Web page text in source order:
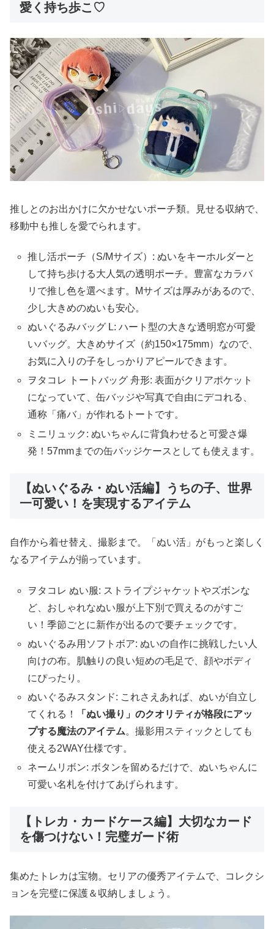
愛く持ち歩こ♡
推しとのお出かけに欠かせないポーチ類。見せる収納で、
移動中も推しを愛でられます。
推し活ポーチ（S/Mサイズ）: ぬいをキーホルダーと
して持ち歩ける大人気の透明ポーチ。豊富なカラバ
リで推し色を選べます。Mサイズは厚みがあるので、
少し大きめのぬいも安心。
ぬいぐるみバッグ L: ハート型の大きな透明窓が可愛
いバッグ。大きめサイズ（約150×175mm）なので、
お気に入りの子をしっかりアピールできます。
ヲタコレ トートバッグ 舟形: 表面がクリアポケット
になっていて、缶バッジや写真で自由にデコれる、
通称「痛バ」が作れるトートです。
ミニリュック: ぬいちゃんに背負わせると可愛さ爆
発！57mmまでの缶バッジケースとしても使えます。
【ぬいぐるみ・ぬい活編】うちの子、世界
一可愛い！を実現するアイテム
自作から着せ替え、撮影まで。「ぬい活」がもっと楽しく
なるアイテムが揃っています。
ヲタコレ ぬい服: ストライプジャケットやズボンな
ど、おしゃれなぬい服が上下別で買えるのがすご
い！季節ごとに新作が出るので要チェックです。
ぬいぐるみ用ソフトボア: ぬいの自作に挑戦したい人
向けの布。肌触りの良い短めの毛足で、顔やボディ
にぴったり。
ぬいぐるみスタンド: これさえあれば、ぬいが自立し
てくれる！
「ぬい撮り」のクオリティが格段にアッ
プする魔法のアイテム。撮影用スティックとしても
使える2WAY仕様です。
ネームリボン: ボタンを留めるだけで、ぬいちゃんに
可愛い名札を付けてあげられます。
【トレカ・カードケース編】大切なカード
を傷つけない！完璧ガード術
集めたトレカは宝物。セリアの優秀アイテムで、コレクシ
ョンを完璧に保護＆収納しましょう。